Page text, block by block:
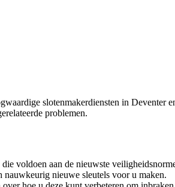
slotenmakerdiensten in Deventer
problemen.
voldoen aan de nieuwste
nieuwe sleutels voor u maken.